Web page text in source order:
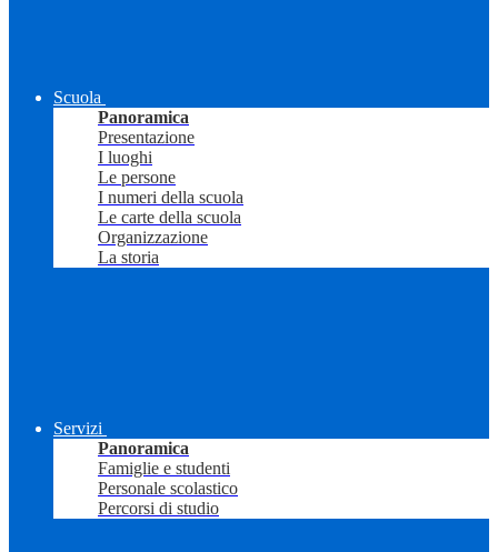
Scuola
Panoramica
Presentazione
I luoghi
Le persone
I numeri della scuola
Le carte della scuola
Organizzazione
La storia
Servizi
Panoramica
Famiglie e studenti
Personale scolastico
Percorsi di studio